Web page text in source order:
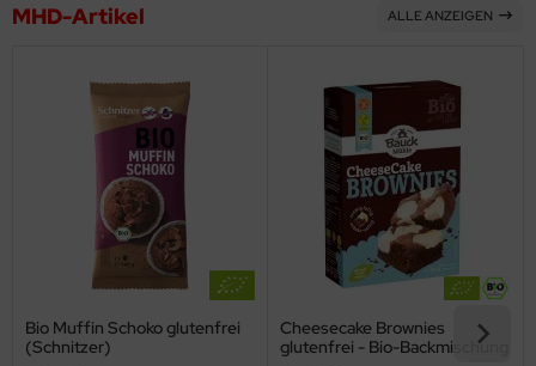
MHD-Artikel ALLE ANZEIGEN
Bio Muffin Schoko glutenfrei
(Schnitzer)
Cheesecake Brownies
glutenfrei - Bio-Backmischung